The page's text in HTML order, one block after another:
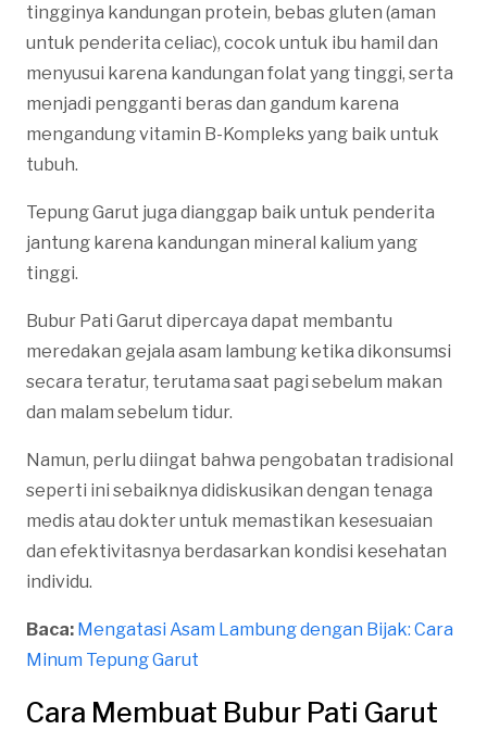
tingginya kandungan protein, bebas gluten (aman
untuk penderita celiac), cocok untuk ibu hamil dan
menyusui karena kandungan folat yang tinggi, serta
menjadi pengganti beras dan gandum karena
mengandung vitamin B-Kompleks yang baik untuk
tubuh.
Tepung Garut juga dianggap baik untuk penderita
jantung karena kandungan mineral kalium yang
tinggi.
Bubur Pati Garut dipercaya dapat membantu
meredakan gejala asam lambung ketika dikonsumsi
secara teratur, terutama saat pagi sebelum makan
dan malam sebelum tidur.
Namun, perlu diingat bahwa pengobatan tradisional
seperti ini sebaiknya didiskusikan dengan tenaga
medis atau dokter untuk memastikan kesesuaian
dan efektivitasnya berdasarkan kondisi kesehatan
individu.
Baca: Mengatasi Asam Lambung dengan Bijak: Cara
Minum Tepung Garut
Cara Membuat Bubur Pati Garut